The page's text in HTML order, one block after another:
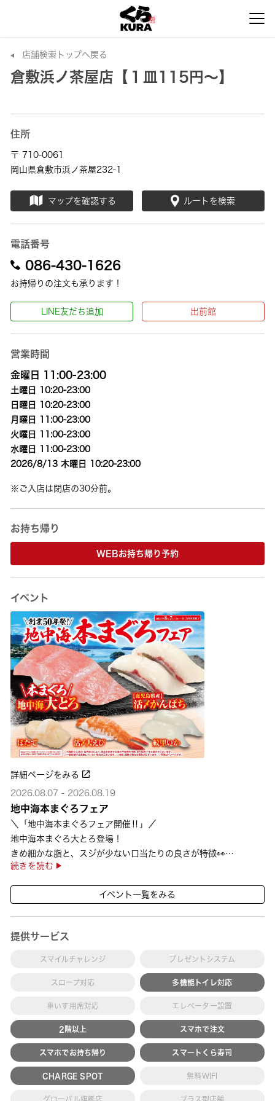
店舗検索トップへ戻る
倉敷浜ノ茶屋店【１皿115円～】
住所
〒 710-0061
岡山県倉敷市浜ノ茶屋232-1
マップを確認する ルートを検索
電話番号
086-430-1626
お持帰りの注文も承ります！
LINE友だち追加 出前館
営業時間
金曜日 11:00-23:00
土曜日 10:20-23:00
日曜日 10:20-23:00
月曜日 11:00-23:00
火曜日 11:00-23:00
水曜日 11:00-23:00
2026/8/13 木曜日 10:20-23:00
※ご入店は閉店の30分前。
お持ち帰り
WEBお持ち帰り予約
イベント
詳細ページをみる
2026.08.07 - 2026.08.19
地中海本まぐろフェア
＼「地中海本まぐろフェア開催‼」／
地中海本まぐろ大とろ登場！
きめ細かな脂と、スジが少ない口当たりの良さが特徴👀
さらに、鹿児島で育った高級魚【鹿児島県産活〆かんぱち】など
続きを読む
イベント一覧をみる
提供サービス
スマイルチャレンジ プレゼントシステム
スロープ対応 多機能トイレ対応
車いす用席対応 エレベーター設置
2階以上 スマホで注文
スマホでお持ち帰り スマートくら寿司
CHARGE SPOT 無料WIFI
グローバル旗艦店 プラス型店舗